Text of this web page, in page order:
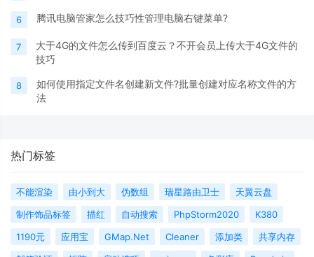
6 腾讯电脑管家怎么技巧性管理电脑右键菜单?
7
大于4G的文件怎么传到百度云？不开会员上传大于4G文件的
技巧
8
如何使用指定文件名创建新文件?批量创建对应名称文件的方
法
热门标签
不能渲染 由小到大 伪数组 瑞星路由卫士
天翼云盘
制作饰品标签
描红 自动搜索 PhpStorm2020
K380
1190元
应用宝 GMap.Net Cleaner 添加类
共享内存